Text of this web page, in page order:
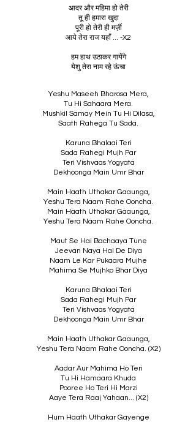
आदर और महिमा हो तेरी
तू ही हमारा खुदा
पूरी हो तेरी ही मर्ज़ी
आये तेरा राज यहाँ ... -X2
हम हाथ उठाकर गायेंगे
येशु तेरा नाम रहे ऊंचा
Yeshu Maseeh Bharosa Mera,
Tu Hi Sahaara Mera.
Mushkil Samay Mein Tu Hi Dilasa,
Saath Rahega Tu Sada.
Karuna Bhalaai Teri
Sada Rahegi Mujh Par
Teri Vishvaas Yogyata
Dekhoonga Main Umr Bhar
Main Haath Uthakar Gaaunga,
Yeshu Tera Naam Rahe Ooncha.
Main Haath Uthakar Gaaunga,
Yeshu Tera Naam Rahe Ooncha.
Maut Se Hai Bachaaya Tune
Jeevan Naya Hai De Diya
Naam Le Kar Pukaara Mujhe
Mahima Se Mujhko Bhar Diya
Karuna Bhalaai Teri
Sada Rahegi Mujh Par
Teri Vishvaas Yogyata
Dekhoonga Main Umr Bhar
Main Haath Uthakar Gaaunga,
Yeshu Tera Naam Rahe Ooncha. (X2)
Aadar Aur Mahima Ho Teri
Tu Hi Hamaara Khuda
Pooree Ho Teri Hi Marzi
Aaye Tera Raaj Yahaan... (X2)
Hum Haath Uthakar Gayenge